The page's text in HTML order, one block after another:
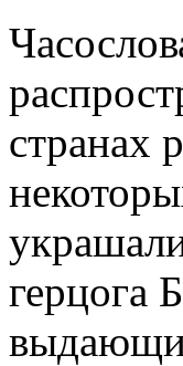
странах
герцога